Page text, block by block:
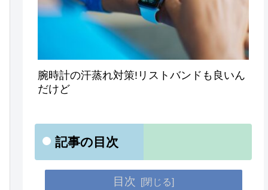
腕時計の汗蒸れ対策!リストバンドも良いん
だけど
記事の目次
目次